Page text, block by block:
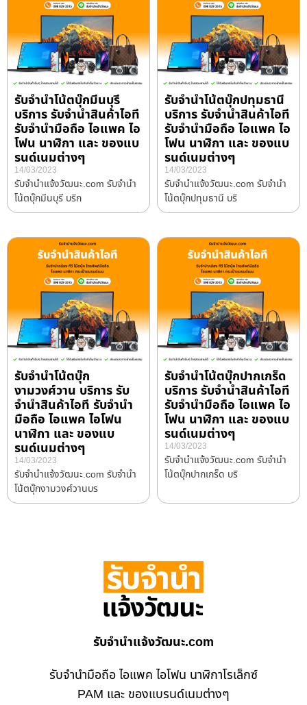
รับจำนำโน้ตบุ๊กมีนบุรี
บริการ รับจำนำสินค้าไอที
รับจำนำมือถือ ไอแพค ไอ
โฟน นาฬิกา และ ของแบ
รนด์เนมต่างๆ
14/03/2023
รับจํานําแจ้งวัฒนะ.com รับจำนำ
โน้ตบุ๊กมีนบุรี บริก
รับจำนำโน้ตบุ๊กปทุมธานี
บริการ รับจำนำสินค้าไอที
รับจำนำมือถือ ไอแพค ไอ
โฟน นาฬิกา และ ของแบ
รนด์เนมต่างๆ
14/03/2023
รับจํานําแจ้งวัฒนะ.com รับจำนำ
โน้ตบุ๊กปทุมธานี บริ
รับจำนำโน้ตบุ๊ก
งามวงศ์วาน บริการ รับ
จำนำสินค้าไอที รับจำนำ
มือถือ ไอแพค ไอโฟน
นาฬิกา และ ของแบ
รนด์เนมต่างๆ
14/03/2023
รับจํานําแจ้งวัฒนะ.com รับจำนำ
โน้ตบุ๊กงามวงศ์วานบร
รับจำนำโน้ตบุ๊กปากเกร็ด
บริการ รับจำนำสินค้าไอที
รับจำนำมือถือ ไอแพค ไอ
โฟน นาฬิกา และ ของแบ
รนด์เนมต่างๆ
14/03/2023
รับจํานําแจ้งวัฒนะ.com รับจำนำ
โน้ตบุ๊กปากเกร็ด บริ
รับจํานําแจ้งวัฒนะ.com
รับจำนำมือถือ ไอแพค ไอโฟน นาฬิกาโรเล็กซ์
PAM และ ของแบรนด์เนมต่างๆ